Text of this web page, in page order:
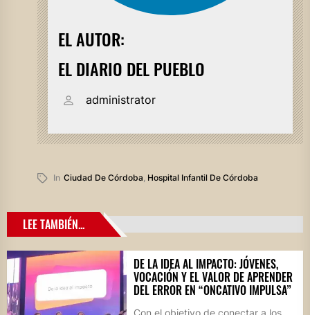
EL AUTOR:
EL DIARIO DEL PUEBLO
administrator
In Ciudad De Córdoba, Hospital Infantil De Córdoba
LEE TAMBIÉN...
DE LA IDEA AL IMPACTO: JÓVENES,
VOCACIÓN Y EL VALOR DE APRENDER
DEL ERROR EN “ONCATIVO IMPULSA”